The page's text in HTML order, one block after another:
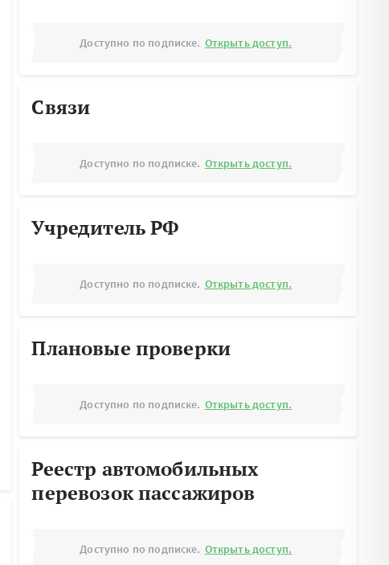
Доступно по подписке. Открыть доступ.
Связи
Доступно по подписке. Открыть доступ.
Учредитель РФ
Доступно по подписке. Открыть доступ.
Плановые проверки
Доступно по подписке. Открыть доступ.
Реестр автомобильных
перевозок пассажиров
Доступно по подписке. Открыть доступ.